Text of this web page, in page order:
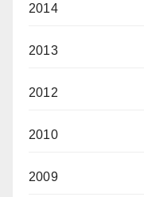
2014
2013
2012
2010
2009